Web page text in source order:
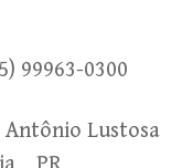
99963-0300
Lustosa